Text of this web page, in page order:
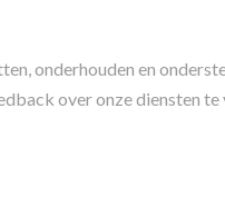
onderhouden en
over onze diensten te